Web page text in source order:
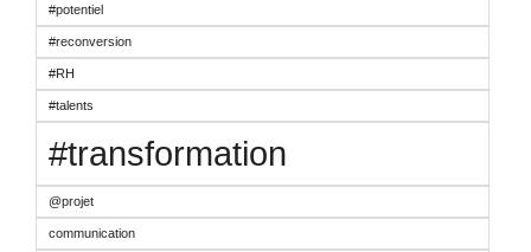
#potentiel
#reconversion
#RH
#talents
#transformation
@projet
communication